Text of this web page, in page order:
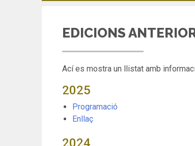
EDICIONS
Ací es mostra un llistat amb
2025
Programació
Enllaç
2024